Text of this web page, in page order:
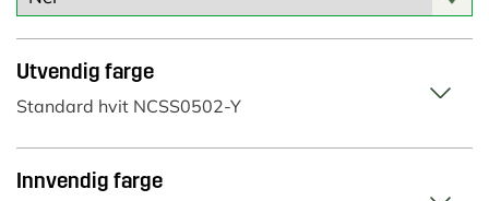
Utvendig farge
Standard hvit NCSS0502-Y
Innvendig farge